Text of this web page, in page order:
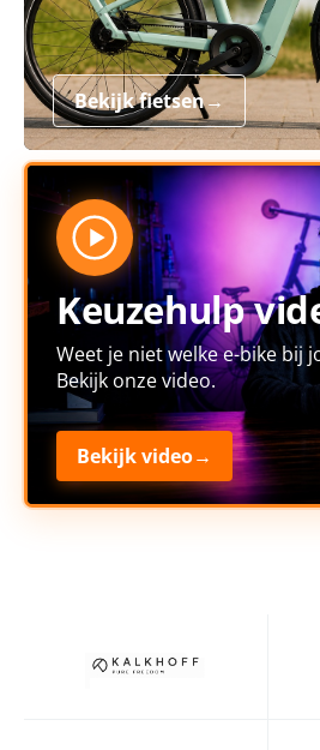
Bekijk fietsen→
Keuzehulp
Weet je niet welke e-bike bij
Bekijk onze video.
Bekijk video→